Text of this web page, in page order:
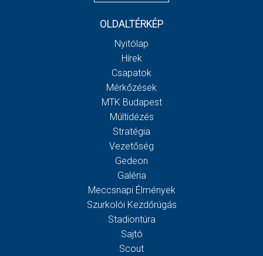
OLDALTÉRKÉP
Nyitólap
Hírek
Csapatok
Mérkőzések
MTK Budapest
Múltidézés
Stratégia
Vezetőség
Gedeon
Galéria
Meccsnapi Élmények
Szurkolói Kezdőrúgás
Stadiontúra
Sajtó
Scout